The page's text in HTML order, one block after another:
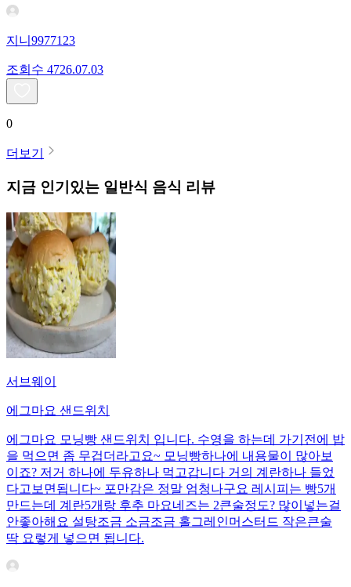
지니9977123
조회수 4726.07.03
0
더보기
지금 인기있는 일반식 음식 리뷰
서브웨이
에그마요 샌드위치
에그마요 모닝빵 샌드위치 입니다. 수영을 하는데 가기전에 밥
을 먹으면 좀 무겁더라고요~ 모닝빵하나에 내용물이 많아보
이죠? 저거 하나에 두유하나 먹고갑니다 거의 계란하나 들었
다고보면됩니다~ 포만감은 정말 엄청나구요 레시피는 빵5개
만드는데 계란5개랑 후추 마요네즈는 2큰술정도? 많이넣는걸
안좋아해요 설탕조금 소금조금 홀그레인머스터드 작은큰술
딱 요렇게 넣으면 됩니다.